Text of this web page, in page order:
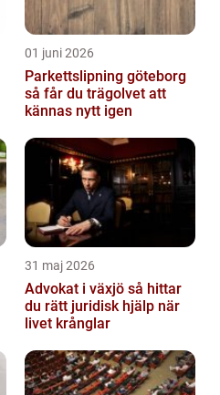
01 juni 2026
Parkettslipning göteborg
så får du trägolvet att
kännas nytt igen
31 maj 2026
Advokat i växjö så hittar
du rätt juridisk hjälp när
livet krånglar